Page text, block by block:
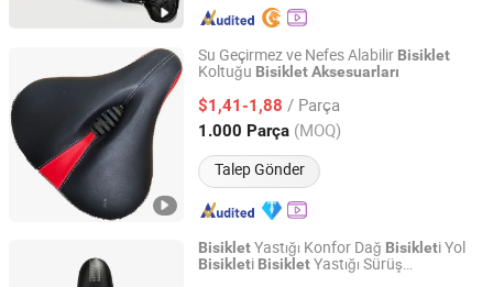
Su Geçirmez ve Nefes Alabilir Bisiklet
Koltuğu BisikletAksesuarları
$1,41-1,88 / Parça
1.000 Parça (MOQ)
Talep Gönder
Xingtai Wancong Vehicle Industry Co., Ltd.
Hebei, China Fiyat 2025
BisikletYastığı Konfor Dağ Bisikleti Yol
Bisikleti BisikletYastığı Sürüş
GOOD SELLER CO., LTD